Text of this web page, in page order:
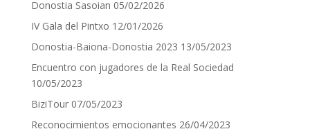
Donostia Sasoian 05/02/2026
IV Gala del Pintxo 12/01/2026
Donostia-Baiona-Donostia 2023 13/05/2023
Encuentro con jugadores de la Real Sociedad
10/05/2023
BiziTour 07/05/2023
Reconocimientos emocionantes 26/04/2023